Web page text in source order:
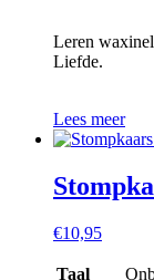
Leren
Liefde.
Lees meer
€10,95
Taal